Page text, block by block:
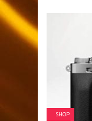
SHOP